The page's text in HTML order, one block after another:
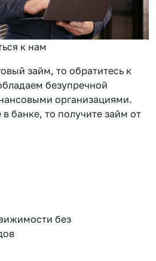
к нам
займ, то обратитесь к
безупречной
организациями.
банке, то получите займ от
без